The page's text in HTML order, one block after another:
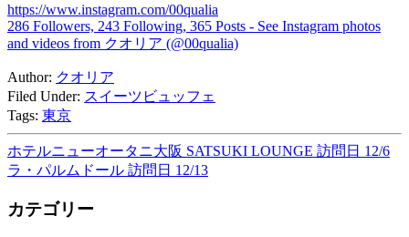
https://www.instagram.com/00qualia
286 Followers, 243 Following, 365 Posts - See Instagram photos
and videos from クオリア (@00qualia)
Author: クオリア
Filed Under: スイーツビュッフェ
Tags: 東京
ホテルニューオータニ大阪 SATSUKI LOUNGE 訪問日 12/6
ラ・パルムドール 訪問日 12/13
カテゴリー